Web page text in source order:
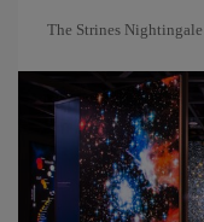
The Strines Nightingale